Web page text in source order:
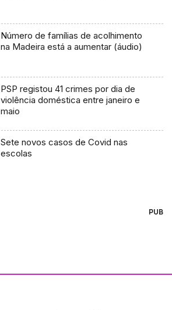
Número de famílias de acolhimento
na Madeira está a aumentar (áudio)
PSP registou 41 crimes por dia de
violência doméstica entre janeiro e
maio
Sete novos casos de Covid nas
escolas
PUB